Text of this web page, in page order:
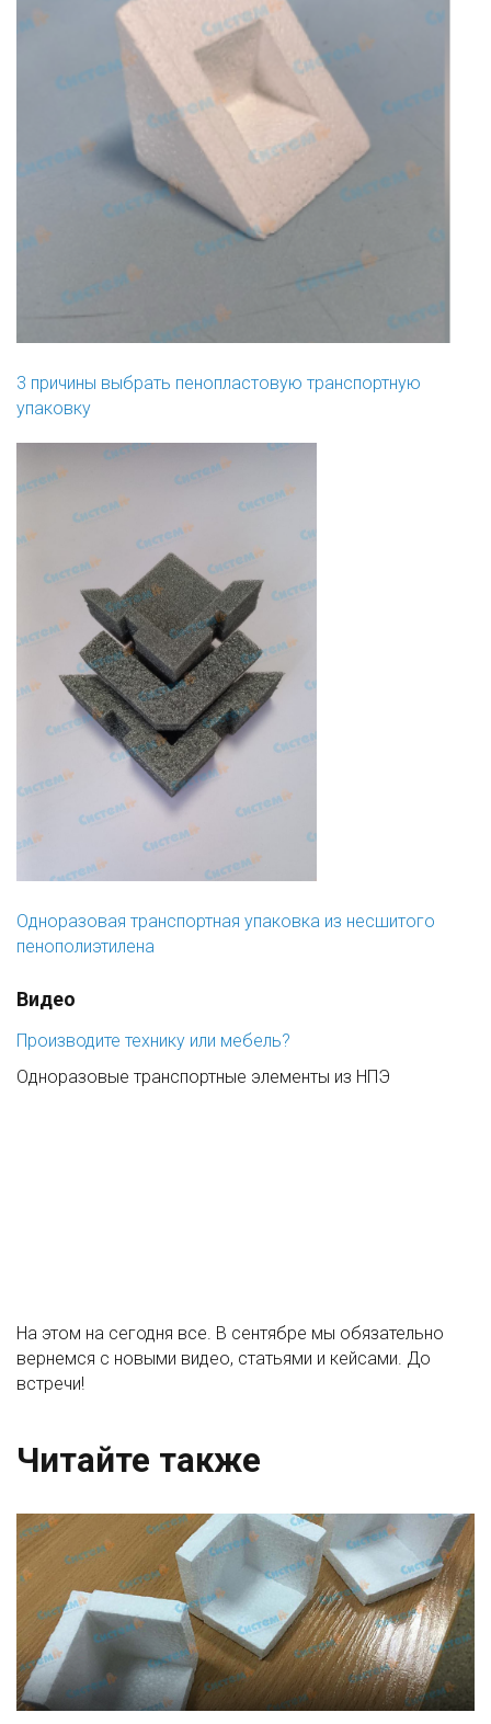
3 причины выбрать пенопластовую транспортную
упаковку
Одноразовая транспортная упаковка из несшитого
пенополиэтилена
Видео
Производите технику или мебель?
Одноразовые транспортные элементы из НПЭ
На этом на сегодня все. В сентябре мы обязательно
вернемся с новыми видео, статьями и кейсами. До
встречи!
Читайте также